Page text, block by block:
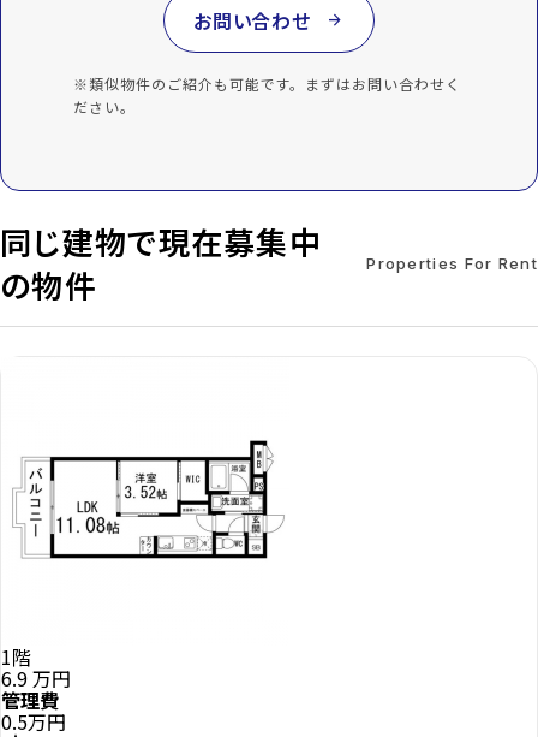
お問い合わせ arrow_forward
※類似物件のご紹介も可能です。まずはお問い合わせく
ださい。
同じ建物で現在募集中
の物件
Properties For Rent
1階
6.9万円
管理費
0.5万円